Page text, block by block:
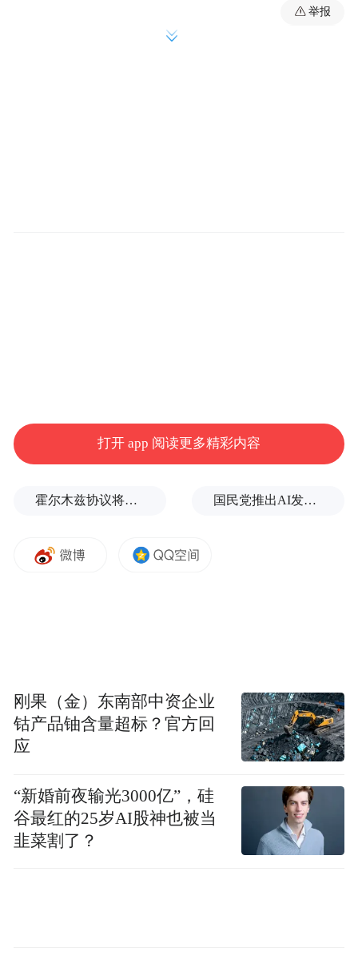
活等特色服务方面持续发力，注册用户超
6800万户。
今年上半年，光大手机银行强化财富管理功
新“目标投、人气投、安稳投”三种定投类
品连续持仓天数；贷款频道从用款场景出
发，提供“我要经营、我要买房、我要消费、
我有增信”四个专区，方便客户快速选品。
同时，光大手机银行全面升级个人跨境金融
服务功能，为出境客户、来华外籍人士、留
学家庭等提供一体化金融解决方案。上线个
举报
打开 app 阅读更多精彩内容
霍尔木兹协议将近达成，美伊正在进行最后的博弈 国民党推出AI发言人“郑小文”迎战民进党
刚果（金）东南部中资企业
钴产品铀含量超标？官方回
应
“新婚前夜输光3000亿”，硅
谷最红的25岁AI股神也被当
韭菜割了？